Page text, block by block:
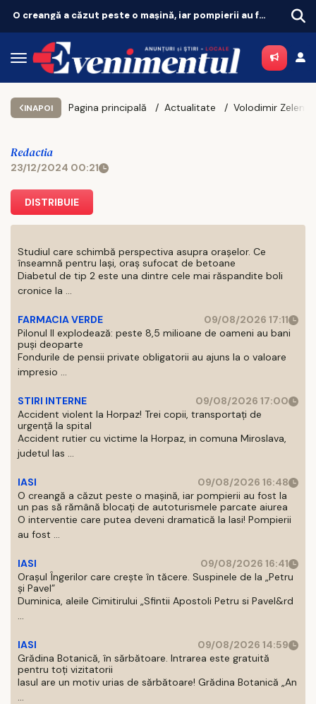
INAPOI Pagina principală Actualitate
Redactia
23/12/2024 00:21
DISTRIBUIE
Studiul care schimbă perspectiva asupra orașelor. Ce
înseamnă pentru Iași, oraș sufocat de betoane
Diabetul de tip 2 este una dintre cele mai răspandite boli
cronice la ...
FARMACIA VERDE
09/08/2026 17:11
Pilonul II explodează: peste 8,5 milioane de oameni au bani
puși deoparte
Fondurile de pensii private obligatorii au ajuns la o valoare
impresio ...
STIRI INTERNE
09/08/2026 17:00
Accident violent la Horpaz! Trei copii, transportați de
urgență la spital
Accident rutier cu victime la Horpaz, in comuna Miroslava,
judetul Ias ...
IASI
09/08/2026 16:48
O creangă a căzut peste o mașină, iar pompierii au fost la
un pas să rămână blocați de autoturismele parcate aiurea
O interventie care putea deveni dramatică la Iasi! Pompierii
au fost ...
IASI
09/08/2026 16:41
Orașul Îngerilor care crește în tăcere. Suspinele de la „Petru
și Pavel”
Duminica, aleile Cimitirului „Sfintii Apostoli Petru si Pavel&rd
...
IASI
09/08/2026 14:59
Grădina Botanică, în sărbătoare. Intrarea este gratuită
pentru toți vizitatorii
Iasul are un motiv urias de sărbătoare! Grădina Botanică „An
...